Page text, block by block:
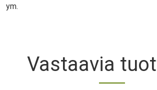
ym.
Vastaavia